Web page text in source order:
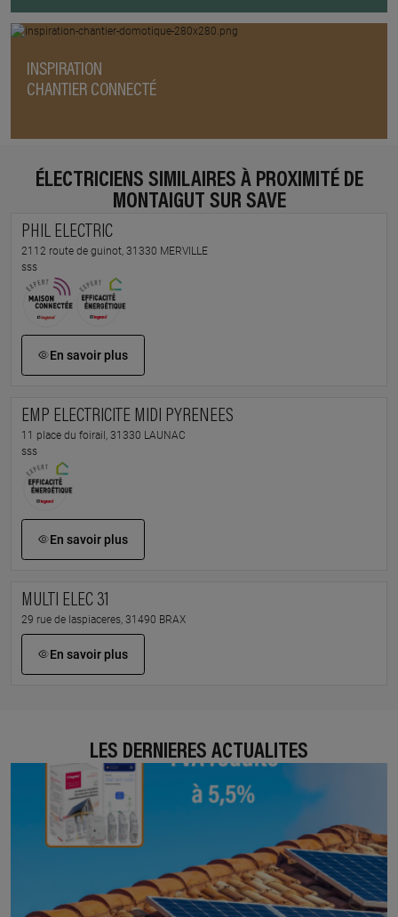
INSPIRATION
CHANTIER CONNECTÉ
ÉLECTRICIENS SIMILAIRES À PROXIMITÉ DE
MONTAIGUT SUR SAVE
PHIL ELECTRIC
2112 route de guinot, 31330 MERVILLE
sss
En savoir plus
EMP ELECTRICITE MIDI PYRENEES
11 place du foirail, 31330 LAUNAC
sss
En savoir plus
MULTI ELEC 31
29 rue de laspiaceres, 31490 BRAX
En savoir plus
LES DERNIÈRES ACTUALITÉS